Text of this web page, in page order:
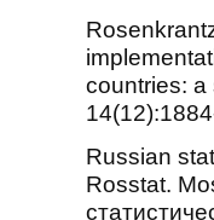
countries: a
Russian
Rosstat.